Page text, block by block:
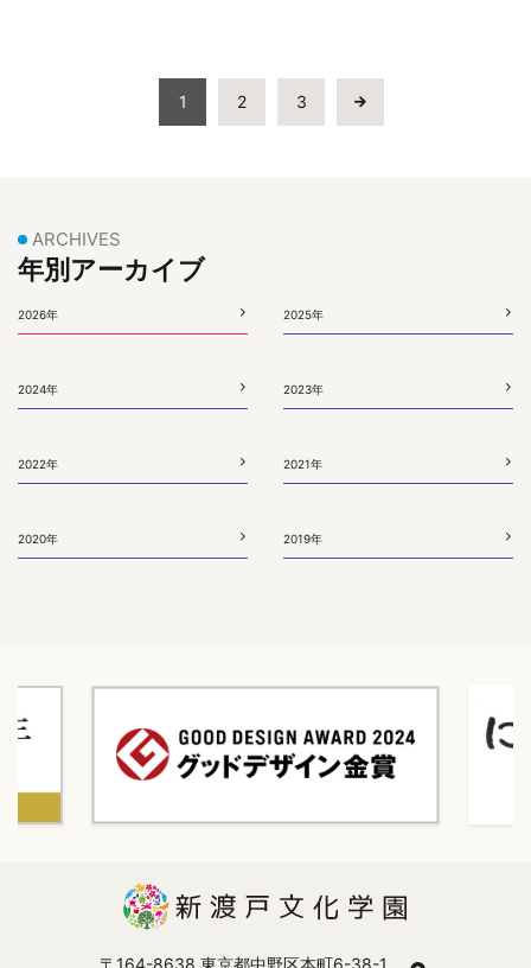
1 2 3
ARCHIVES
年別アーカイブ
2026年 2025年
2024年 2023年
2022年 2021年
2020年 2019年
〒164-8638 東京都中野区本町6-38-1